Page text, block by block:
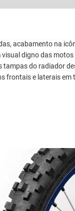
acabamento na
visual digno das
tampas do radiador
frontais e laterais em